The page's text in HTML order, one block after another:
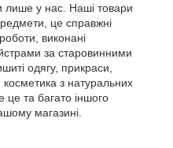
лише у нас. Наші товари
це справжні
виконані
за старовинними
одягу, прикраси,
косметика з натуральних
це та багато іншого
магазині.